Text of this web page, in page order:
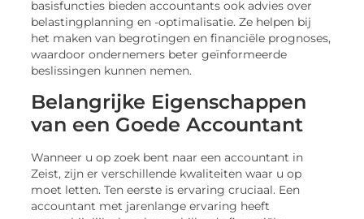
basisfuncties bieden accountants ook advies over
belastingplanning en -optimalisatie. Ze helpen bij
het maken van begrotingen en financiële prognoses,
waardoor ondernemers beter geïnformeerde
beslissingen kunnen nemen.
Belangrijke Eigenschappen
van een Goede Accountant
Wanneer u op zoek bent naar een accountant in
Zeist, zijn er verschillende kwaliteiten waar u op
moet letten. Ten eerste is ervaring cruciaal. Een
accountant met jarenlange ervaring heeft